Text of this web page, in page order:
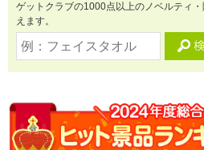
ゲットクラブの1000点以上のノベルティ
えます。